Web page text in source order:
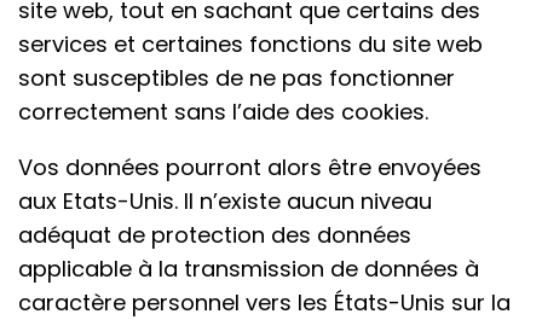
site web, tout en sachant que certains des
services et certaines fonctions du site web
sont susceptibles de ne pas fonctionner
correctement sans l’aide des cookies.
Vos données pourront alors être envoyées
aux Etats-Unis. Il n’existe aucun niveau
adéquat de protection des données
applicable à la transmission de données à
caractère personnel vers les États-Unis sur la